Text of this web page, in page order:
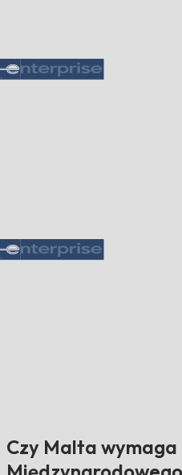
Czy Malta wymaga